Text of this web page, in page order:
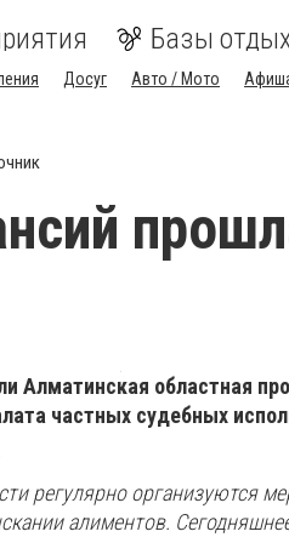
Базы
Досуг Авто / Мото
Алматинская областная
частных судебных
регулярно организуются
алиментов.